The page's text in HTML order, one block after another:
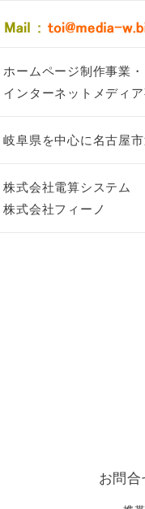
ホームページ制作事業
インターネットメディ
岐阜県を中心に名古屋
株式会社電算システム
株式会社フィーノ
お問